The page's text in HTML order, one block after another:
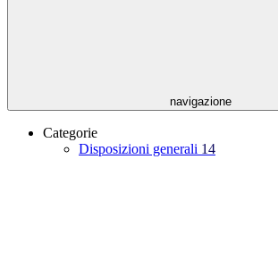
navigazione
Categorie
Disposizioni generali 14